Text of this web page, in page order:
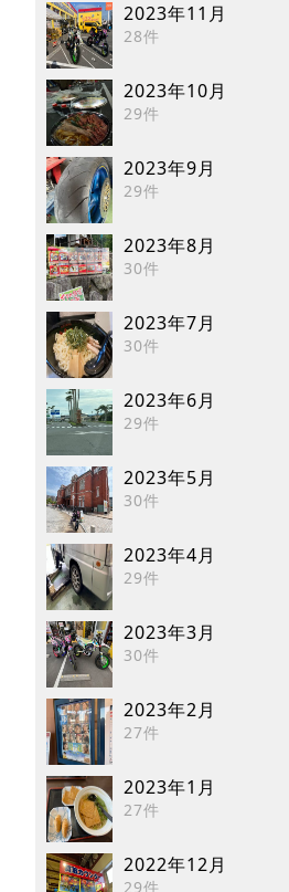
2023年11月
28件
2023年10月
29件
2023年9月
29件
2023年8月
30件
2023年7月
30件
2023年6月
29件
2023年5月
30件
2023年4月
29件
2023年3月
30件
2023年2月
27件
2023年1月
27件
2022年12月
29件